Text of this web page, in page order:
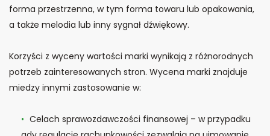
forma przestrzenna, w tym forma towaru lub opakowania,
a także melodia lub inny sygnał dźwiękowy.
Korzyści z wyceny wartości marki wynikają z różnorodnych
potrzeb zainteresowanych stron. Wycena marki znajduje
miedzy innymi zastosowanie w:
Celach sprawozdawczości finansowej – w przypadku